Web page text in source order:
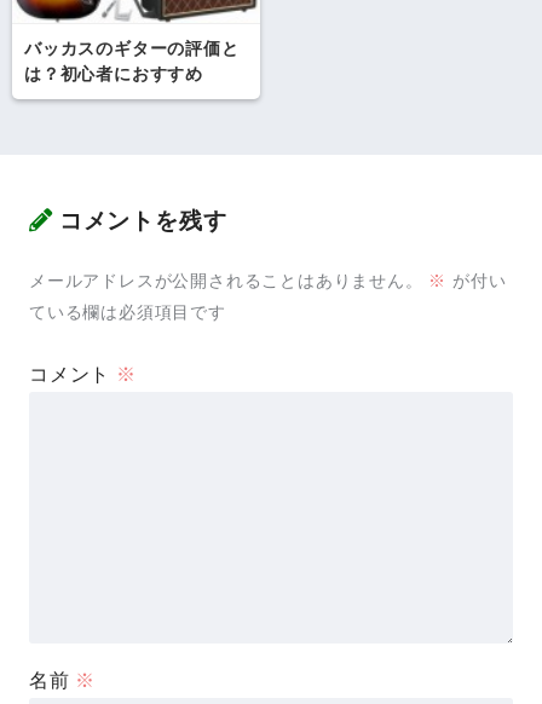
バッカスのギターの評価と
は？初心者におすすめ
コメントを残す
メールアドレスが公開されることはありません。 ※ が付い
ている欄は必須項目です
コメント ※
名前 ※